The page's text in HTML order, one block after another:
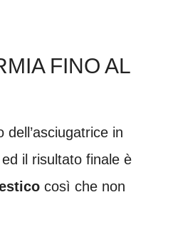
FINO AL
in
il risultato finale è
così che non